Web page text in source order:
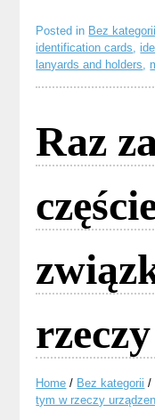
Posted in Bez kategorii
identification cards,
lanyards and holders,
Raz
Home / Bez kategorii /
tym w rzeczy